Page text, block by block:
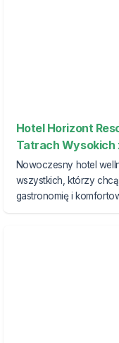
Hotel Horizont
Tatrach Wysokich
Nowoczesny hotel
wszystkich, którzy chcą
gastronomię i